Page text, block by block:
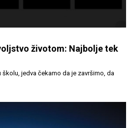
životom: Najbolje tek
jedva čekamo da je završimo, da